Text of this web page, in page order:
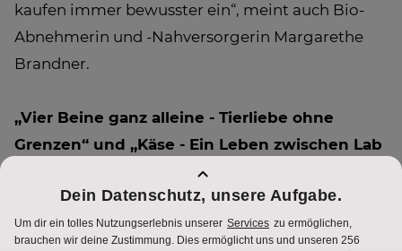
kaufen immer bewusster ein“, meint auch Bio-
Abnehmerin und -Nahversorgerin Margarethe
Brandner.
„Vier Beine ganz alleine - Tierliebe ohne
Grenzen“ und „Käse - Ein Leben zwischen Lab
Mittwoch, 18. April 2018, ab 21.20 Uhr bei ATV